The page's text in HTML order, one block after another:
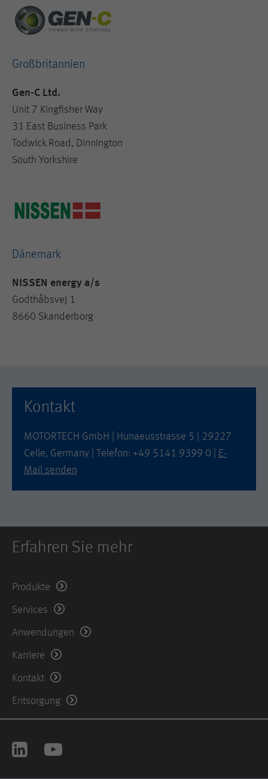
Großbritannien
Gen-C Ltd.
Unit 7 Kingfisher Way
31 East Business Park
Todwick Road, Dinnington
South Yorkshire
Dänemark
NISSEN energy a/s
Godthåbsvej 1
8660 Skanderborg
Kontakt
MOTORTECH GmbH | Hunaeusstrasse 5 | 29227
Celle, Germany | Telefon: +49 5141 9399 0 |
E-
Mail senden
Erfahren Sie mehr
Produkte
Services
Anwendungen
Karriere
Kontakt
Entsorgung